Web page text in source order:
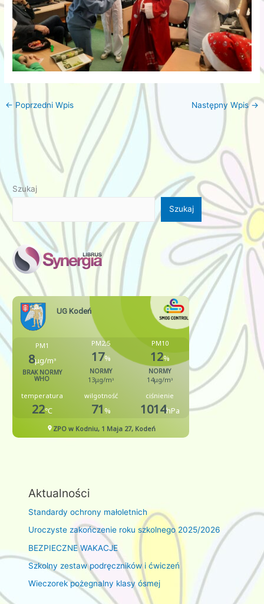
← Poprzedni Wpis Następny Wpis→
Szukaj
Szukaj
Aktualności
Standardy ochrony małoletnich
Uroczyste zakończenie roku szkolnego 2025/2026
BEZPIECZNE WAKACJE
Szkolny zestaw podręczników i ćwiczeń
Wieczorek pożegnalny klasy ósmej